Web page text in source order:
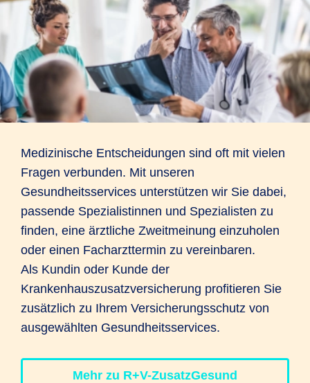
Medizinische Entscheidungen sind oft mit vielen
Fragen verbunden. Mit unseren
Gesundheitsservices unterstützen wir Sie dabei,
passende Spezialistinnen und Spezialisten zu
finden, eine ärztliche Zweitmeinung einzuholen
oder einen Facharzttermin zu vereinbaren.
Als Kundin oder Kunde der
Krankenhauszusatzversicherung profitieren Sie
zusätzlich zu Ihrem Versicherungsschutz von
ausgewählten Gesundheitsservices.
Mehr zu R+V-ZusatzGesund